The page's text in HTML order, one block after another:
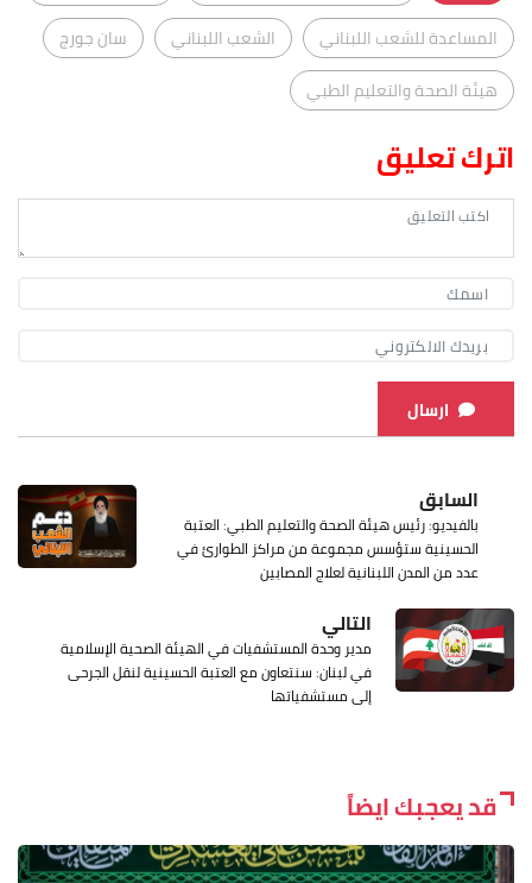
المساعدة للشعب اللبناني
الشعب اللبناني
سان جورج
هيئة الصحة والتعليم الطبي
اترك تعليق
ارسال
السابق
بالفيديو: رئيس هيئة الصحة والتعليم الطبي: العتبة
الحسينية ستؤسس مجموعة من مراكز الطوارئ في
عدد من المدن اللبنانية لعلاج المصابين
التالي
مدير وحدة المستشفيات في الهيئة الصحية الإسلامية
في لبنان: سنتعاون مع العتبة الحسينية لنقل الجرحى
إلى مستشفياتها
قد يعجبك ايضاً